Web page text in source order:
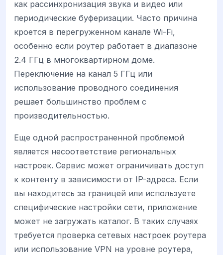
как рассинхронизация звука и видео или
периодические буферизации. Часто причина
кроется в перегруженном канале Wi-Fi,
особенно если роутер работает в диапазоне
2.4 ГГц в многоквартирном доме.
Переключение на канал 5 ГГц или
использование проводного соединения
решает большинство проблем с
производительностью.
Еще одной распространенной проблемой
является несоответствие региональных
настроек. Сервис может ограничивать доступ
к контенту в зависимости от IP-адреса. Если
вы находитесь за границей или используете
специфические настройки сети, приложение
может не загружать каталог. В таких случаях
требуется проверка сетевых настроек роутера
или использование VPN на уровне роутера,